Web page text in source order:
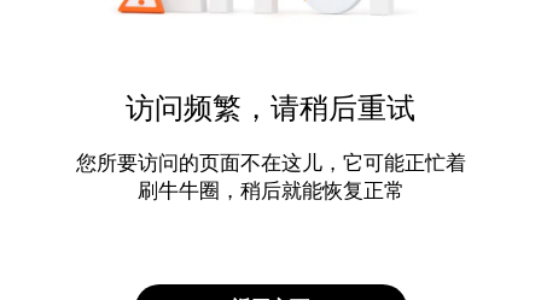
访问频繁，请稍后重试
您所要访问的页面不在这儿，它可能正忙着
刷牛牛圈，稍后就能恢复正常